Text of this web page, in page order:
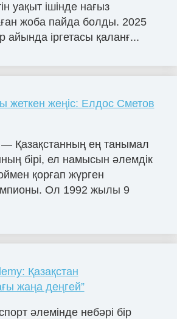
уақыт ішінде нағыз
жоба пайда болды. 2025
іргетасы қаланғ...
жеткен жеңіс: Елдос Сметов
Қазақстанның ең танымал
бірі, ел намысын әлемдік
қорғап жүрген
Ол 1992 жылы 9
Қазақстан
жаңа деңгей”
әлемінде небәрі бір